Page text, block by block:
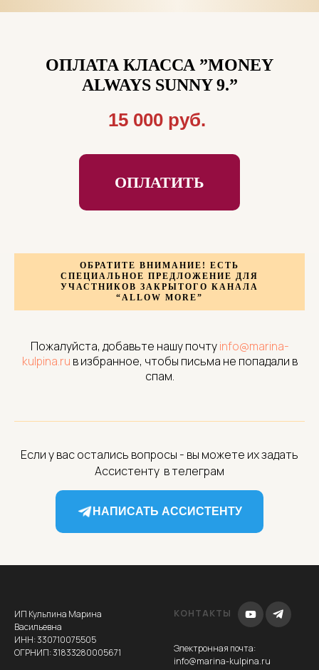
ОПЛАТА КЛАССА ”MONEY
ALWAYS SUNNY 9.”
15 000 руб.
ОПЛАТИТЬ
ОБРАТИТЕ ВНИМАНИЕ! ЕСТЬ
СПЕЦИАЛЬНОЕ ПРЕДЛОЖЕНИЕ ДЛЯ
УЧАСТНИКОВ ЗАКРЫТОГО КАНАЛА
“ALLOW MORE”
Пожалуйста, добавьте нашу почтуinfo@marina-
kulpina.ru в избранное, чтобы письма не попадали в
спам.
Если у вас остались вопросы - вы можете их задать
Ассистенту в телеграм
НАПИСАТЬ АССИСТЕНТУ
ИП Кульпина Марина
Васильевна
ИНН: 330710075505
ОГРНИП: 31833280005671
КОНТАКТЫ
Электронная почта:
info@marina-kulpina.ru